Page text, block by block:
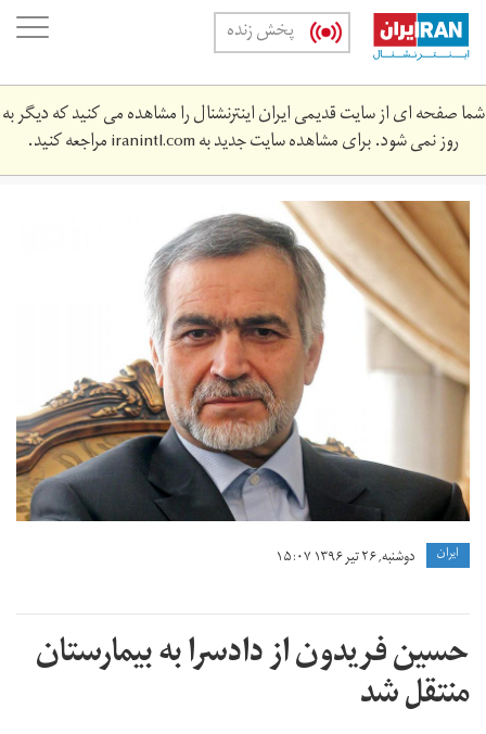
Skip
main
content
پخش زنده
شما صفحه ای از سایت قدیمی ایران اینترنشنال را مشاهده می کنید که دیگر به
روز نمی شود. برای مشاهده سایت جدید بهiranintl.comمراجعه کنید.
hossein_fereidoun.jpg
ايران دوشنبه, ۲۶ تیر ۱۳۹۶ ۱۵:۰۷
حسین فریدون از دادسرا به بیمارستان
منتقل شد